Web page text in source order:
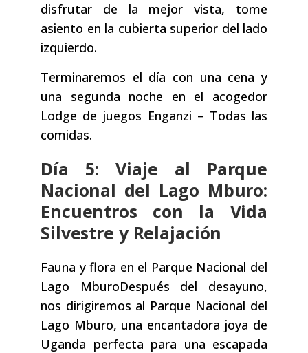
disfrutar de la mejor vista, tome
asiento en la cubierta superior del lado
izquierdo.
Terminaremos el día con una cena y
una segunda noche en el acogedor
Lodge de juegos Enganzi – Todas las
comidas.
Día 5: Viaje al Parque
Nacional del Lago Mburo:
Encuentros con la Vida
Silvestre y Relajación
Fauna y flora en el Parque Nacional del
Lago MburoDespués del desayuno,
nos dirigiremos al Parque Nacional del
Lago Mburo, una encantadora joya de
Uganda perfecta para una escapada